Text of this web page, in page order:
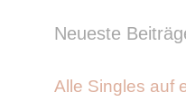
Neueste
Alle Singles auf